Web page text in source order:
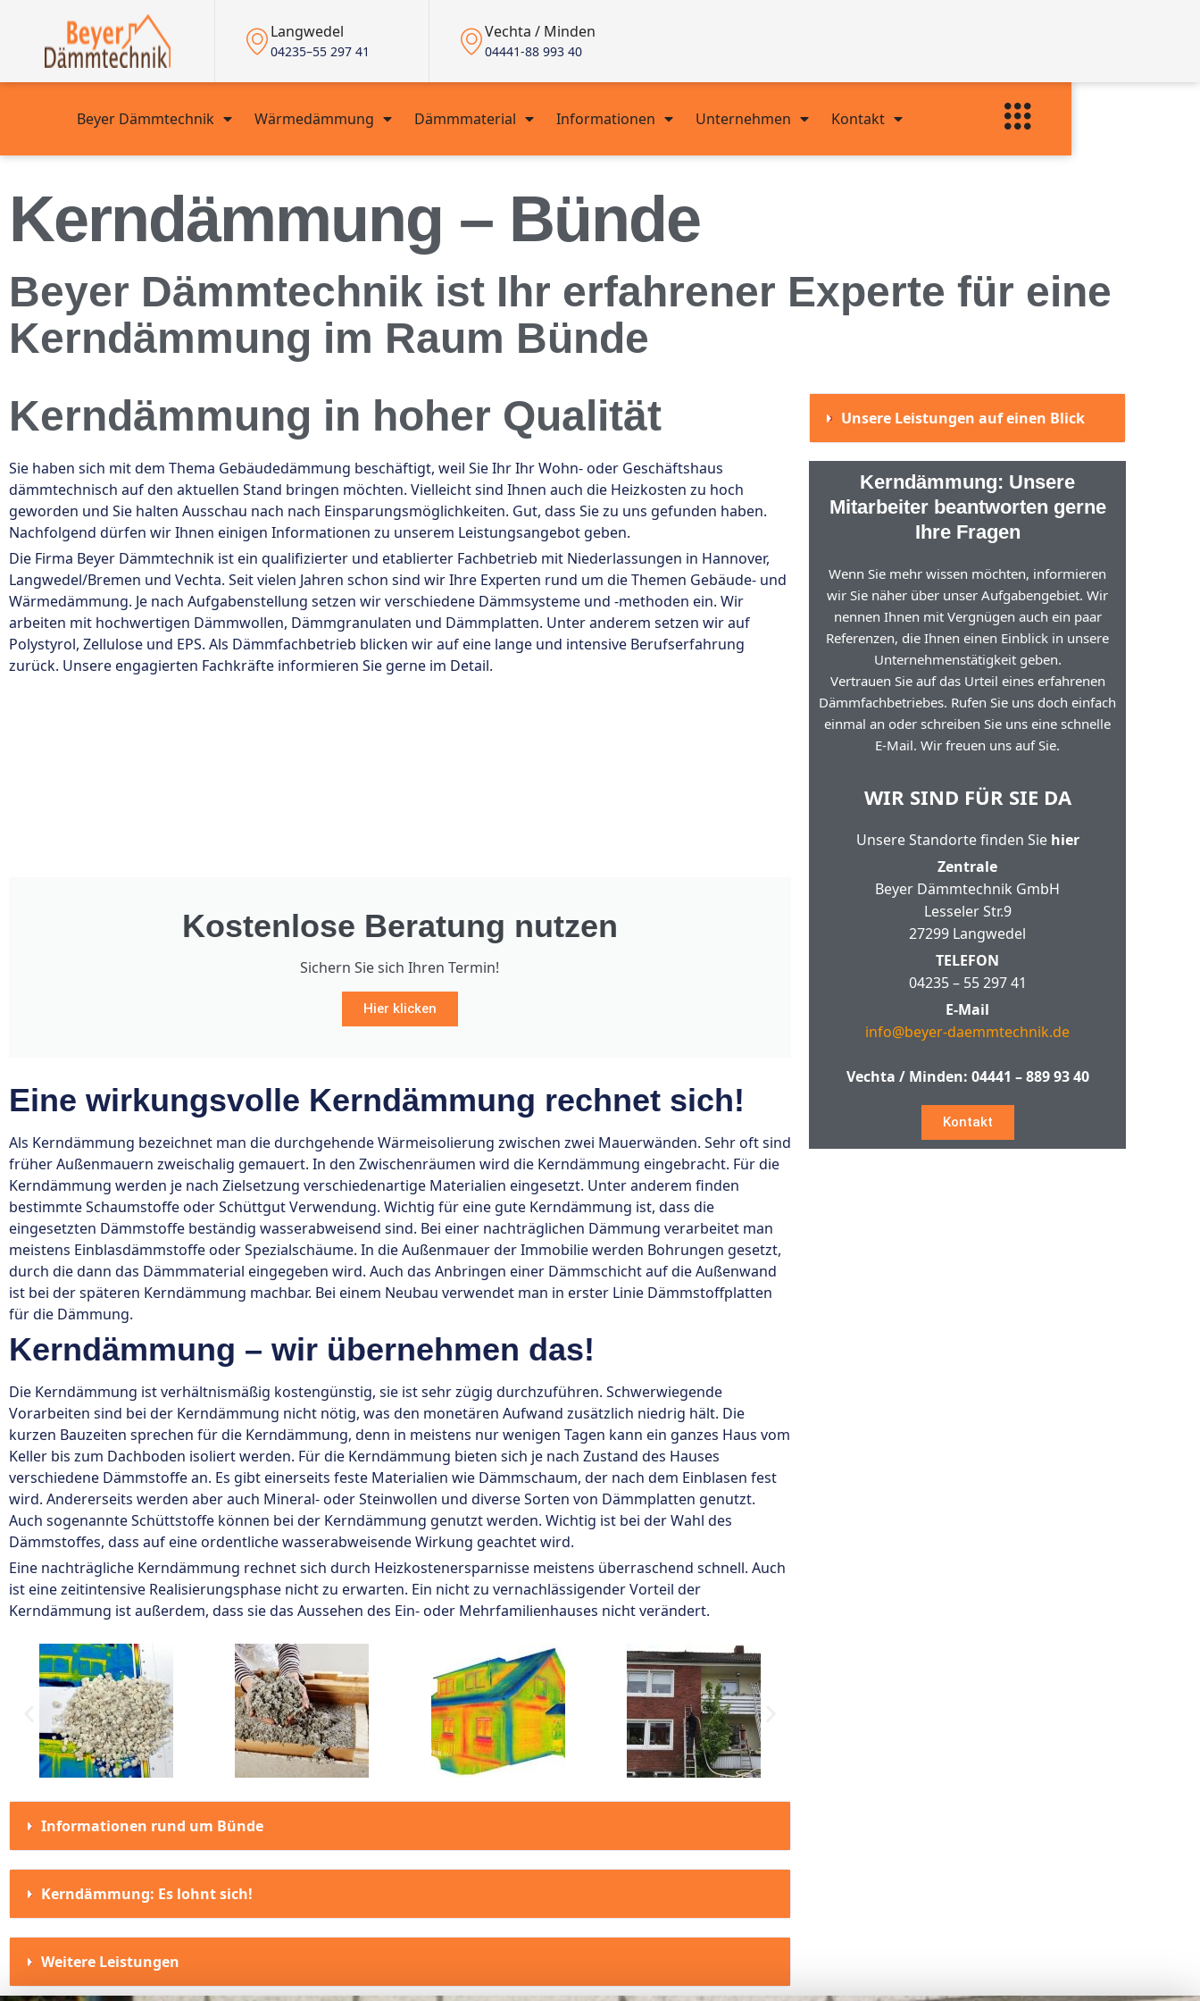
Langwedel
04235–55 297 41
Vechta / Minden
04441-88 993 40
Beyer Dämmtechnik Wärmedämmung Dämmmaterial Informationen Unternehmen Kontakt
Kerndämmung – Bünde
Beyer Dämmtechnik ist Ihr erfahrener Experte für eine
Kerndämmung im Raum Bünde
Kerndämmung in hoher Qualität
Sie haben sich mit dem Thema Gebäudedämmung beschäftigt, weil Sie Ihr Ihr Wohn- oder Geschäftshaus
dämmtechnisch auf den aktuellen Stand bringen möchten. Vielleicht sind Ihnen auch die Heizkosten zu hoch
geworden und Sie halten Ausschau nach nach Einsparungsmöglichkeiten. Gut, dass Sie zu uns gefunden haben.
Nachfolgend dürfen wir Ihnen einigen Informationen zu unserem Leistungsangebot geben.
Die Firma Beyer Dämmtechnik ist ein qualifizierter und etablierter Fachbetrieb mit Niederlassungen in Hannover,
Langwedel/Bremen und Vechta. Seit vielen Jahren schon sind wir Ihre Experten rund um die Themen Gebäude- und
Wärmedämmung. Je nach Aufgabenstellung setzen wir verschiedene Dämmsysteme und -methoden ein. Wir
arbeiten mit hochwertigen Dämmwollen, Dämmgranulaten und Dämmplatten. Unter anderem setzen wir auf
Polystyrol, Zellulose und EPS. Als Dämmfachbetrieb blicken wir auf eine lange und intensive Berufserfahrung
zurück. Unsere engagierten Fachkräfte informieren Sie gerne im Detail.
Kostenlose Beratung nutzen
Sichern Sie sich Ihren Termin!
Hier klicken
Eine wirkungsvolle Kerndämmung rechnet sich!
Als Kerndämmung bezeichnet man die durchgehende Wärmeisolierung zwischen zwei Mauerwänden. Sehr oft sind
früher Außenmauern zweischalig gemauert. In den Zwischenräumen wird die Kerndämmung eingebracht. Für die
Kerndämmung werden je nach Zielsetzung verschiedenartige Materialien eingesetzt. Unter anderem finden
bestimmte Schaumstoffe oder Schüttgut Verwendung. Wichtig für eine gute Kerndämmung ist, dass die
eingesetzten Dämmstoffe beständig wasserabweisend sind. Bei einer nachträglichen Dämmung verarbeitet man
meistens Einblasdämmstoffe oder Spezialschäume. In die Außenmauer der Immobilie werden Bohrungen gesetzt,
durch die dann das Dämmmaterial eingegeben wird. Auch das Anbringen einer Dämmschicht auf die Außenwand
ist bei der späteren Kerndämmung machbar. Bei einem Neubau verwendet man in erster Linie Dämmstoffplatten
für die Dämmung.
Kerndämmung – wir übernehmen das!
Die Kerndämmung ist verhältnismäßig kostengünstig, sie ist sehr zügig durchzuführen. Schwerwiegende
Vorarbeiten sind bei der Kerndämmung nicht nötig, was den monetären Aufwand zusätzlich niedrig hält. Die
kurzen Bauzeiten sprechen für die Kerndämmung, denn in meistens nur wenigen Tagen kann ein ganzes Haus vom
Keller bis zum Dachboden isoliert werden. Für die Kerndämmung bieten sich je nach Zustand des Hauses
verschiedene Dämmstoffe an. Es gibt einerseits feste Materialien wie Dämmschaum, der nach dem Einblasen fest
wird. Andererseits werden aber auch Mineral- oder Steinwollen und diverse Sorten von Dämmplatten genutzt.
Auch sogenannte Schüttstoffe können bei der Kerndämmung genutzt werden. Wichtig ist bei der Wahl des
Dämmstoffes, dass auf eine ordentliche wasserabweisende Wirkung geachtet wird.
Eine nachträgliche Kerndämmung rechnet sich durch Heizkostenersparnisse meistens überraschend schnell. Auch
ist eine zeitintensive Realisierungsphase nicht zu erwarten. Ein nicht zu vernachlässigender Vorteil der
Kerndämmung ist außerdem, dass sie das Aussehen des Ein- oder Mehrfamilienhauses nicht verändert.
Informationen rund um Bünde
Kerndämmung: Es lohnt sich!
Weitere Leistungen
Unsere Leistungen auf einen Blick
Kerndämmung: Unsere
Mitarbeiter beantworten gerne
Ihre Fragen
Wenn Sie mehr wissen möchten, informieren
wir Sie näher über unser Aufgabengebiet. Wir
nennen Ihnen mit Vergnügen auch ein paar
Referenzen, die Ihnen einen Einblick in unsere
Unternehmenstätigkeit geben.
Vertrauen Sie auf das Urteil eines erfahrenen
Dämmfachbetriebes. Rufen Sie uns doch einfach
einmal an oder schreiben Sie uns eine schnelle
E-Mail. Wir freuen uns auf Sie.
WIR SIND FÜR SIE DA
Unsere Standorte finden Sie hier
Zentrale
Beyer Dämmtechnik GmbH
Lesseler Str.9
27299 Langwedel
TELEFON
04235 – 55 297 41
E-Mail
info@beyer-daemmtechnik.de
Vechta / Minden: 04441 – 889 93 40
Kontakt